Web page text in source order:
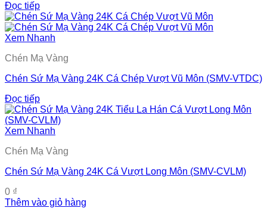
Đọc tiếp
Xem Nhanh
Chén Mạ Vàng
Chén Sứ Mạ Vàng 24K Cá Chép Vượt Vũ Môn (SMV-VTDC)
Đọc tiếp
Xem Nhanh
Chén Mạ Vàng
Chén Sứ Mạ Vàng 24K Cá Vượt Long Môn (SMV-CVLM)
0 ₫
Thêm vào giỏ hàng